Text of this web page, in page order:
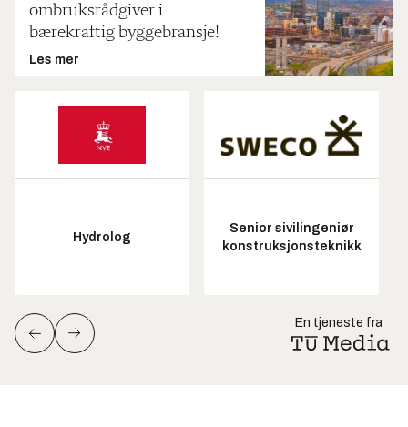
ombruksrådgiver i
bærekraftig byggebransje!
Les mer
Hydrolog
Senior sivilingeniør
konstruksjonsteknikk
En tjeneste fra